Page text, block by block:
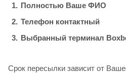
Полностью Ваше ФИО
Телефон контактный
Выбранный терминал
Срок пересылки зависит от